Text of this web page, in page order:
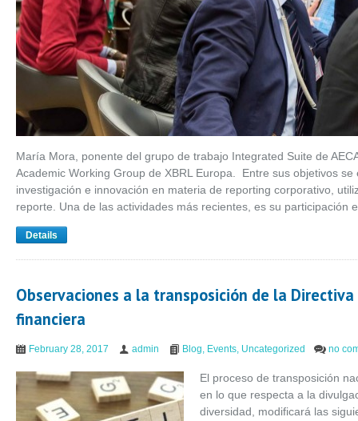
María Mora, ponente del grupo de trabajo Integrated Suite de
Academic Working Group de XBRL Europa. Entre sus objetivos
investigación e innovación en materia de reporting corporativo,
reporte. Una de las actividades más recientes, es su participación
Details
Observaciones a la transposición de la
financiera
February 28, 2017 admin Blog, Events, Uncategorized no
El proceso de transposición
en lo que respecta a la
diversidad, modificará las